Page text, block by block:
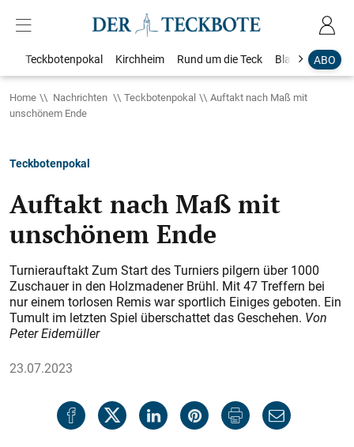
ABO
Teckbotenpokal Kirchheim Rund um die Teck Blaulicht
Home Nachrichten Teckbotenpokal
Auftakt nach Maß mit
unschönem Ende
Teckbotenpokal
Auftakt nach Maß mit
unschönem Ende
Turnierauftakt Zum Start des Turniers pilgern über 1000
Zuschauer in den Holzmadener Brühl. Mit 47 Treffern bei
nur einem torlosen Remis war sportlich Einiges geboten. Ein
Tumult im letzten Spiel überschattet das Geschehen. Von
Peter Eidemüller
23.07.2023